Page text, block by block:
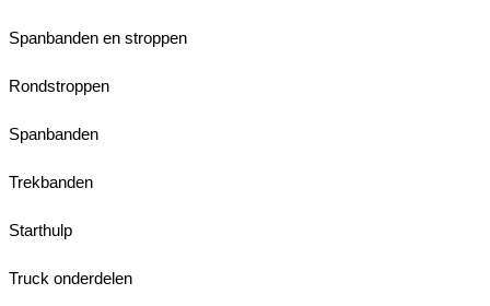
Spanbanden en stroppen
Rondstroppen
Spanbanden
Trekbanden
Starthulp
Truck onderdelen